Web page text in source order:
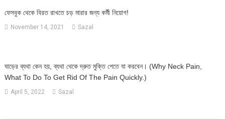
ফেসবুক থেকে বিরত রাখতে চড় মারার জন্য কর্মী নিয়োগ!
November 14, 2021 Sazal
ঘাড়ের ব্যথা কেন হয়, ব্যথা থেকে দ্রুত মুক্তি পেতে যা করবেন। (Why Neck Pain,
What To Do To Get Rid Of The Pain Quickly.)
April 5, 2022 Sazal